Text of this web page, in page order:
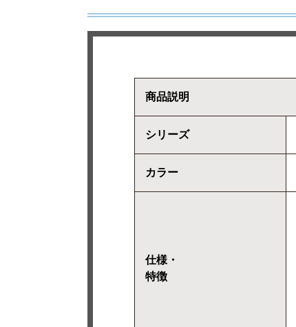
商品説明
シリーズ
カラー
仕様・
特徴